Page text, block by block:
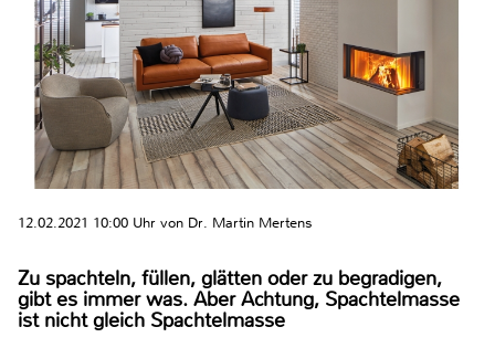
12.02.2021 10:00 Uhr von Dr. Martin Mertens
Zu spachteln, füllen, glätten oder zu begradigen,
gibt es immer was. Aber Achtung, Spachtelmasse
ist nicht gleich Spachtelmasse